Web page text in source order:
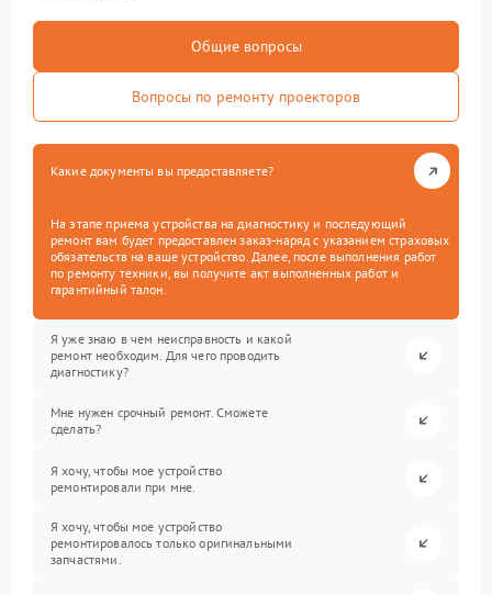
Общие вопросы
Вопросы по ремонту проекторов
Какие документы вы предоставляете?
На этапе приема устройства на диагностику и последующий
ремонт вам будет предоставлен заказ-наряд с указанием страховых
обязательств на ваше устройство. Далее, после выполнения работ
по ремонту техники, вы получите акт выполненных работ и
гарантийный талон.
Я уже знаю в чем неисправность и какой
ремонт необходим. Для чего проводить
диагностику?
Мне нужен срочный ремонт. Сможете
сделать?
Я хочу, чтобы мое устройство
ремонтировали при мне.
Я хочу, чтобы мое устройство
ремонтировалось только оригинальными
запчастями.